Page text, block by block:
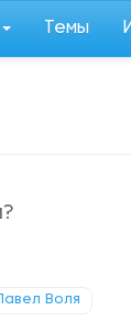
Темы
Павел Воля